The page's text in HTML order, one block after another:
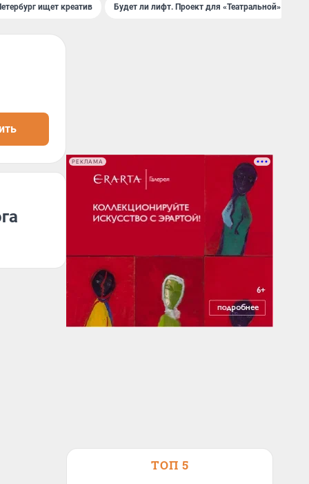
ищет креатив Будет ли лифт. Проект для «Театральной»
РЕКЛАМА
ТОП 5